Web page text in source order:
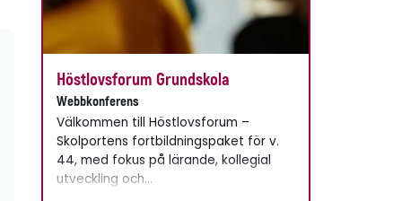
Höstlovsforum Grundskola
Webbkonferens
Välkommen till Höstlovsforum –
Skolportens fortbildningspaket för v.
44, med fokus på lärande, kollegial
utveckling och…